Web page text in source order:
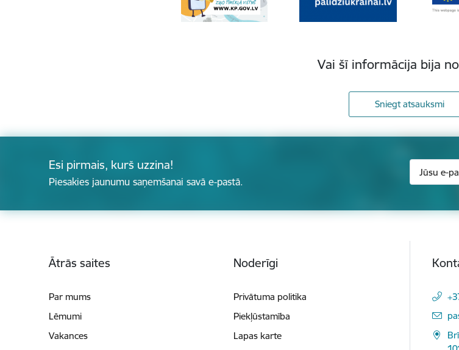
Vai šī informācija bija
Sniegt atsauksmi
Esi pirmais, kurš uzzina!
Piesakies jaunumu saņemšanai savā e-pastā.
Ātrās saites
Par mums
Lēmumi
Vakances
Noderīgi
Privātuma politika
Piekļūstamība
Lapas karte